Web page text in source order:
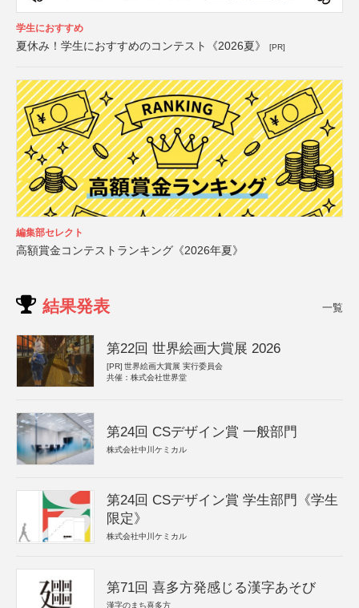
学生におすすめ
夏休み！学生におすすめのコンテスト《2026夏》 [PR]
編集部セレクト
高額賞金コンテストランキング《2026年夏》
結果発表 一覧
第22回 世界絵画大賞展 2026
[PR] 世界絵画大賞展 実行委員会
共催：株式会社世界堂
第24回 CSデザイン賞 一般部門
株式会社中川ケミカル
第24回 CSデザイン賞 学生部門《学生
限定》
株式会社中川ケミカル
第71回 喜多方発感じる漢字あそび
漢字のまち喜多方